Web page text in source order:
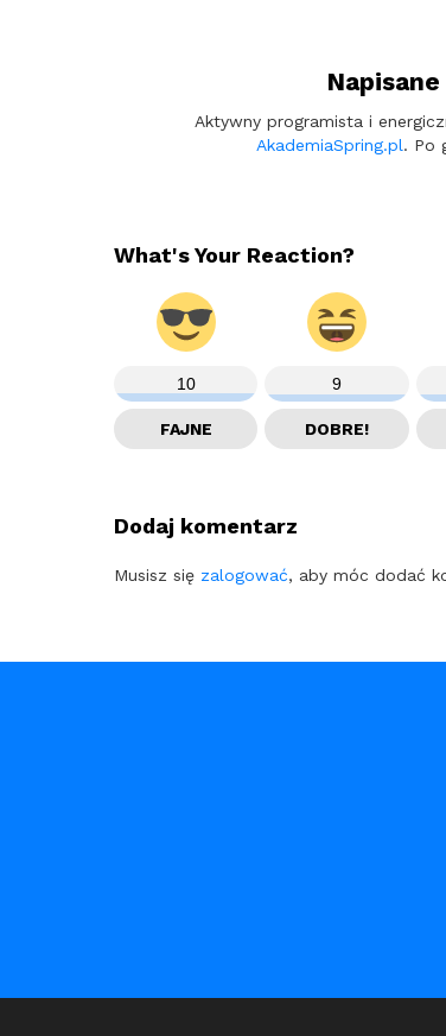
Aktywny programista i
AkademiaSpring.pl. Po
What's Your Reaction?
10
FAJNE
9
DOBRE!
Dodaj komentarz
Musisz się zalogować, aby móc dodać